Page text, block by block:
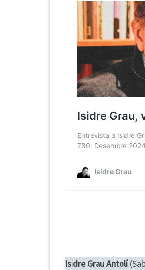
Isidre Grau Antolí